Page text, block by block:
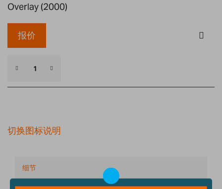
Overlay (2000)
报价
切换图标说明
细节